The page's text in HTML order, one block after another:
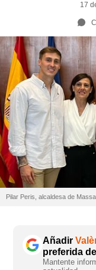
17
Pilar Peris, alcaldesa de
Añadir
preferida
Mantente